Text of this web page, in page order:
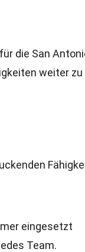
die San
weiter zu
eingesetzt
Team.